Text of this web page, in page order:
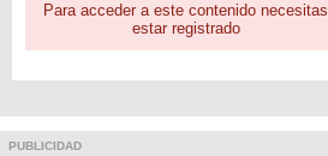
Para acceder a este contenido necesitas
estar registrado
PUBLICIDAD